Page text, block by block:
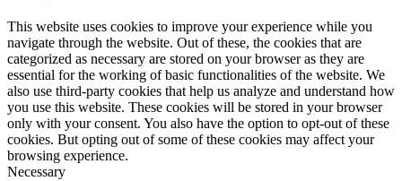
This website uses cookies to improve your experience while you
navigate through the website. Out of these, the cookies that are
categorized as necessary are stored on your browser as they are
essential for the working of basic functionalities of the website. We
also use third-party cookies that help us analyze and understand how
you use this website. These cookies will be stored in your browser
only with your consent. You also have the option to opt-out of these
cookies. But opting out of some of these cookies may affect your
browsing experience.
Necessary